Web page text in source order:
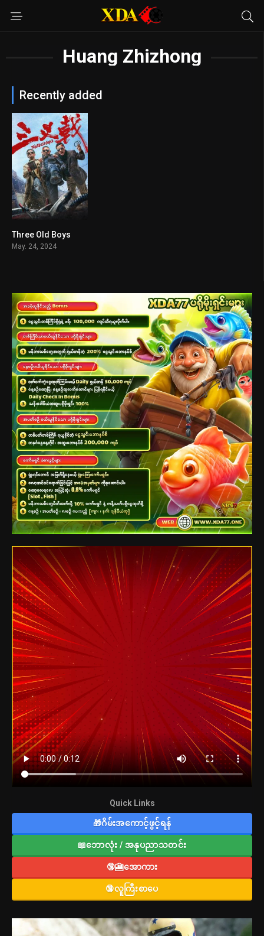
Huang Zhizhong
Recently added
Three Old Boys
May. 24, 2024
Quick Links
🎁ဂိမ်းအကောင့်ဖွင့်ရန်
📖ဘောလုံး / အနုပညာသတင်း
🔞🎦အောကား
🔞လူကြီးစာပေ